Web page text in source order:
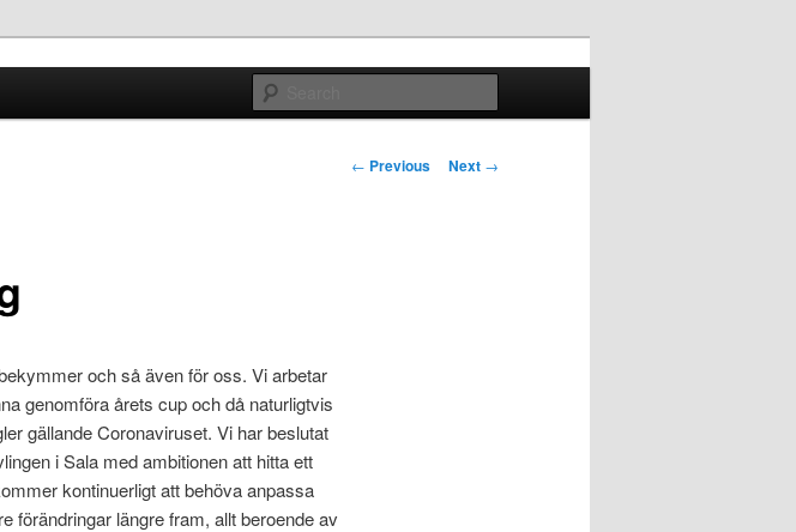
Post navigation
← Previous Next →
och så även för oss. Vi arbetar
genomföra årets cup och då naturligtvis
gällande Coronaviruset. Vi har beslutat
i Sala med ambitionen att hitta ett
kontinuerligt att behöva anpassa
förändringar längre fram, allt beroende av